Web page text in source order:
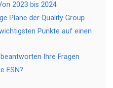
2023 bis 2024
Pläne der Quality Group
Punkte auf einen
beantworten Ihre Fragen
ESN?